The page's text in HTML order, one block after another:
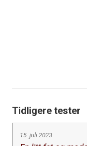
Tidligere tester
15. juli 2023